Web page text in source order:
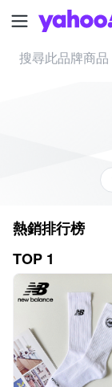
熱銷排行榜
TOP 1